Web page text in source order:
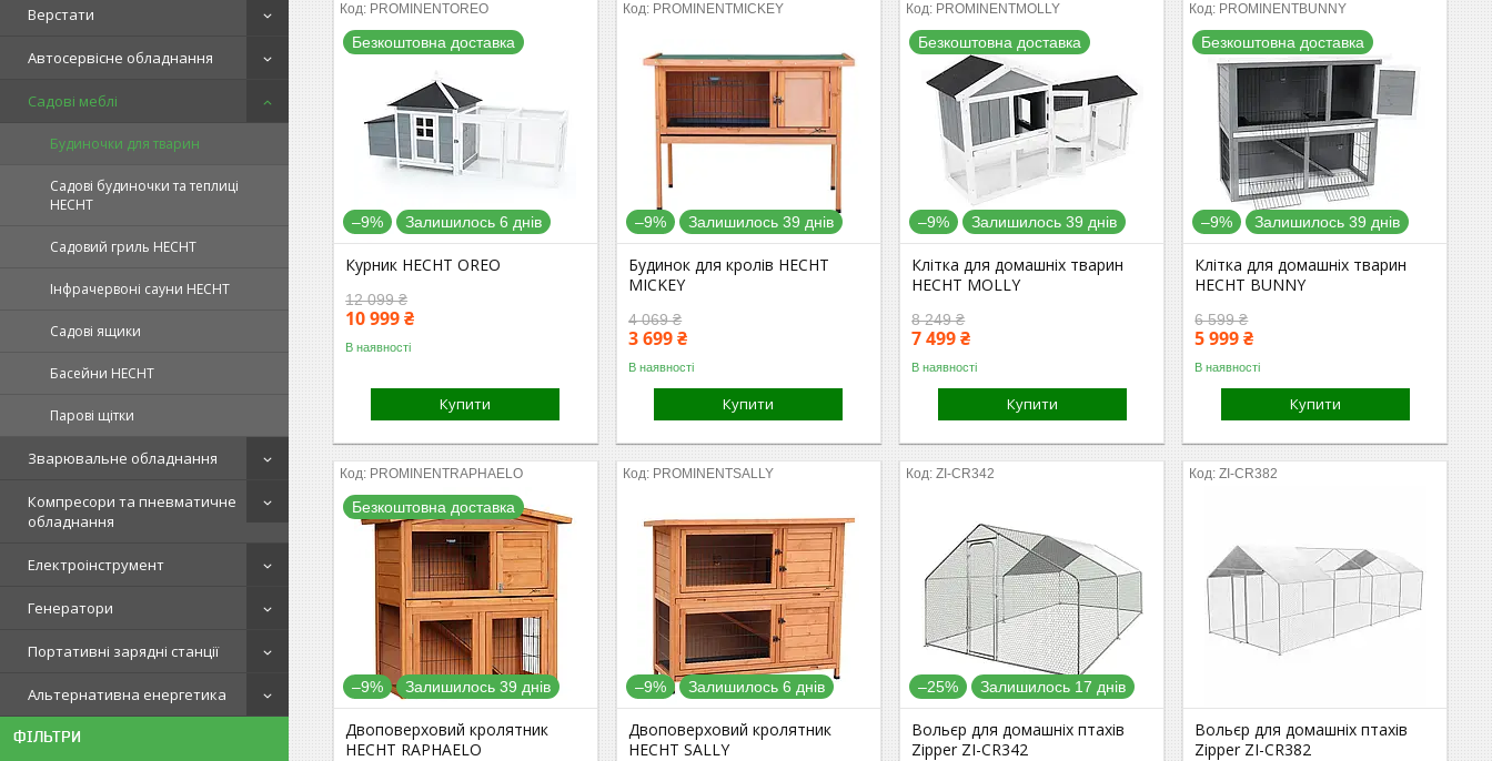
Верстати
Автосервісне обладнання
Садові меблі
Будиночки для тварин
Садові будиночки та теплиці
HECHT
Садовий гриль HECHT
Інфрачервоні сауни HECHT
Садові ящики
Басейни HECHT
Парові щітки
Зварювальне обладнання
Компресори та пневматичне
обладнання
Електроінструмент
Генератори
Портативні зарядні станції
Альтернативна енергетика
ФІЛЬТРИ
PROMINENTOREO
Безкоштовна доставка
–9% Залишилось 6 днів
Курник HECHT OREO
12 099 ₴
10 999 ₴
В наявності
Купити
PROMINENTMICKEY
–9% Залишилось 39 днів
Будинок для кролів HECHT
MICKEY
4 069 ₴
3 699 ₴
В наявності
Купити
PROMINENTMOLLY
Безкоштовна доставка
–9% Залишилось 39 днів
Клітка для домашніх тварин
HECHT MOLLY
8 249 ₴
7 499 ₴
В наявності
Купити
PROMINENTBUNNY
Безкоштовна доставка
–9% Залишилось 39 днів
Клітка для домашніх тварин
HECHT BUNNY
6 599 ₴
5 999 ₴
В наявності
Купити
PROMINENTRAPHAELO
Безкоштовна доставка
–9% Залишилось 39 днів
Двоповерховий кролятник
HECHT RAPHAELO
PROMINENTSALLY
–9% Залишилось 6 днів
Двоповерховий кролятник
HECHT SALLY
ZI-CR342
–25% Залишилось 17 днів
Вольєр для домашніх птахів
Zipper ZI-CR342
ZI-CR382
Вольєр для домашніх птахів
Zipper ZI-CR382